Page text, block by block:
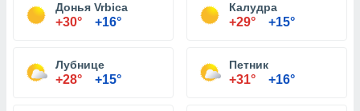
Донья Vrbica
+30° +16°
Калудра
+29° +15°
Лубнице
+28° +15°
Петник
+31° +16°